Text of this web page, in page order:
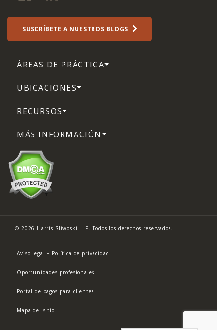
SUSCRÍBETE A NUESTROS BLOGS
ÁREAS DE PRÁCTICA
UBICACIONES
RECURSOS
MÁS INFORMACIÓN
© 2026 Harris Sliwoski LLP. Todos los derechos reservados.
Aviso legal + Política de privacidad
Oportunidades profesionales
Portal de pagos para clientes
Mapa del sitio